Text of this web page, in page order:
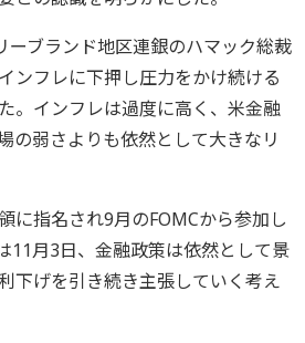
ーブランド地区連銀のハマック総裁
ンフレに下押し圧力をかけ続ける
。インフレは過度に高く、米金融
の弱さよりも依然として大きなリ
に指名され9月のFOMCから参加し
11月3日、金融政策は依然として景
下げを引き続き主張していく考え